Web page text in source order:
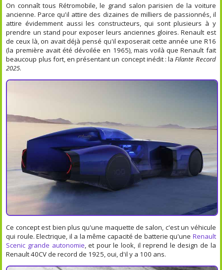
On connaît tous Rétromobile, le grand salon parisien de la voiture
ancienne. Parce qu'il attire des dizaines de milliers de passionnés, il
attire évidemment aussi les constructeurs, qui sont plusieurs à y
prendre un stand pour exposer leurs anciennes gloires. Renault est
de ceux là, on avait déjà pensé qu'il exposerait cette année une R16
(la première avait été dévoilée en 1965), mais voilà que Renault fait
beaucoup plus fort, en présentant un concept inédit : laFilante Record
2025.
Ce concept est bien plus qu'une maquette de salon, c'est un véhicule
qui roule. Electrique, il a la même capacité de batterie qu'une Renault
Scenic grande autonomie, et pour le look, il reprend le design de la
Renault 40CV de record de 1925, oui, d'il y a 100 ans.